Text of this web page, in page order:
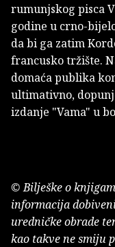
rumunjskog pisca
godine u crno-
da bi ga zatim
francusko tržište.
domaća publika
ultimativno,
izdanje "Vama" u
© Bilješke o
informacija
uredničke obrade
kao takve ne smiju